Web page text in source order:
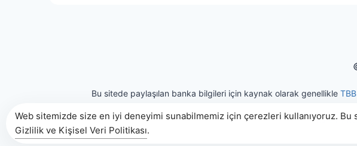
Bu sitede paylaşılan banka bilgileri için kaynak olarak genellikle TBB
Kullanım
Web sitemizde size en iyi deneyimi sunabilmemiz için çerezleri kullanıyoruz.
Gizlilik ve Kişisel Veri Politikası.